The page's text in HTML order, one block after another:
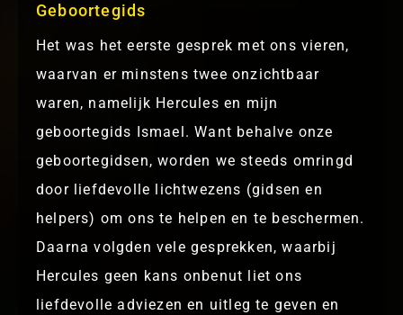
Geboortegids
Het was het eerste gesprek met ons vieren,
waarvan er minstens twee onzichtbaar
waren, namelijk Hercules en mijn
geboortegids Ismael. Want behalve onze
geboortegidsen, worden we steeds omringd
door liefdevolle lichtwezens (gidsen en
helpers) om ons te helpen en te beschermen.
Daarna volgden vele gesprekken, waarbij
Hercules geen kans onbenut liet ons
liefdevolle adviezen en uitleg te geven en